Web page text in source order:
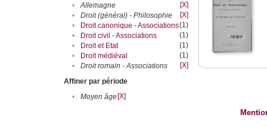
•
Allemagne
[X]
•
Droit (général) - Philosophie
[X]
•
Droit canonique - Associations(1)
•
Droit civil - Associations
(1)
•
Droit et Etat
(1)
•
Droit médiéval
(1)
•
Droit romain - Associations
[X]
Affiner par période
•
Moyen âge[X]